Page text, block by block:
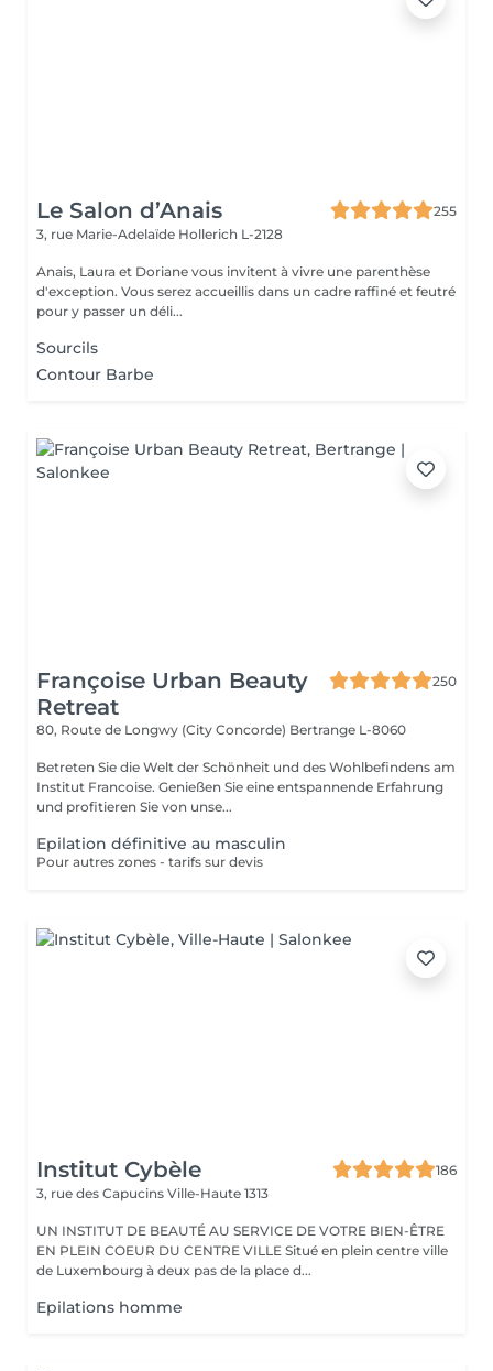
Le Salon d’Anais
255
3, rue Marie-Adelaïde Hollerich L-2128
Anais, Laura et Doriane vous invitent à vivre une parenthèse
d'exception. Vous serez accueillis dans un cadre raffiné et feutré
pour y passer un déli...
Sourcils
Contour Barbe
Françoise Urban Beauty
Retreat
250
80, Route de Longwy (City Concorde) Bertrange L-8060
Betreten Sie die Welt der Schönheit und des Wohlbefindens am
Institut Francoise. Genießen Sie eine entspannende Erfahrung
und profitieren Sie von unse...
Epilation définitive au masculin
Pour autres zones - tarifs sur devis
Institut Cybèle
186
3, rue des Capucins Ville-Haute 1313
UN INSTITUT DE BEAUTÉ AU SERVICE DE VOTRE BIEN-ÊTRE
EN PLEIN COEUR DU CENTRE VILLE Situé en plein centre ville
de Luxembourg à deux pas de la place d...
Epilations homme